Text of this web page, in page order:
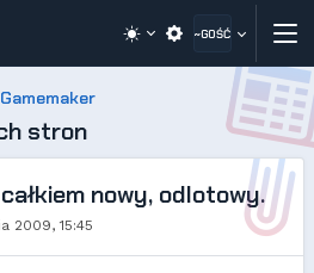
~GOŚĆ
Gamemaker
stron
nowy, odlotowy.
2009, 15:45